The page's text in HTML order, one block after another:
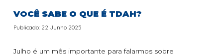
VOCÊ SABE O QUE É TDAH?
Publicado: 22 Junho 2025
Julho é um mês importante para falarmos sobre